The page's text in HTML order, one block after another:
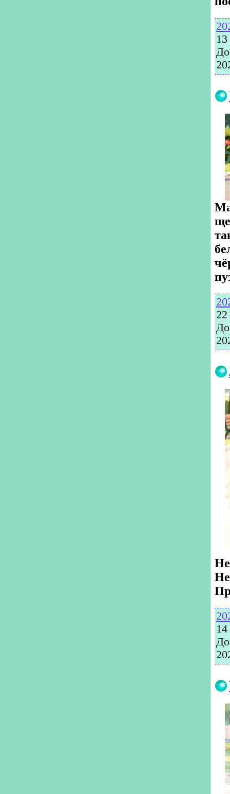
13
22
Не
14